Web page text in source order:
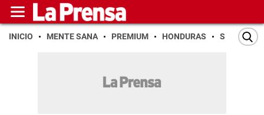
INICIO MENTE SANA PREMIUM HONDURAS SAN PEDRO